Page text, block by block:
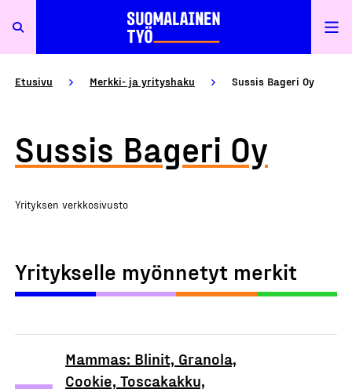
Etusivu Merkki- ja yrityshaku Sussis Bageri Oy
Sussis Bageri Oy
Yrityksen verkkosivusto
Yritykselle myönnetyt merkit
Mammas: Blinit, Granola,
Cookie, Toscakakku,